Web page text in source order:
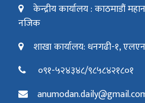
केन्द्रीय कार्यालय : काठमाडौं
नजिक
शाखा कार्यालय: धनगढी-१,
०९१-५२४३४८/९८५८४२१८०१